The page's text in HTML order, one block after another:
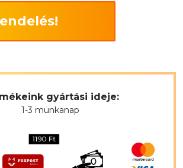
gyártási ideje:
1-3 munkanap